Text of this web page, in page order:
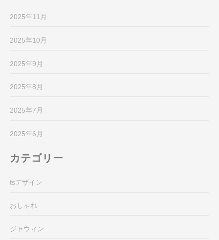
2025年11月
2025年10月
2025年9月
2025年8月
2025年7月
2025年6月
カテゴリー
tsデザイン
おしゃれ
ジャウィン